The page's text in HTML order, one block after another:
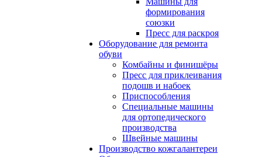
формирования
союзки
Пресс для раскроя
Оборудование для ремонта
обуви
Комбайны и финишёры
Пресс для приклеивания
подошв и набоек
Приспособления
Специальные машины
для ортопедического
производства
Швейные машины
Производство кожгалантереи